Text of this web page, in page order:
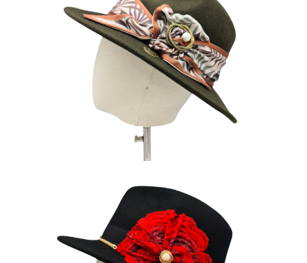
DORALINE
160€
L’ESPAGNOL